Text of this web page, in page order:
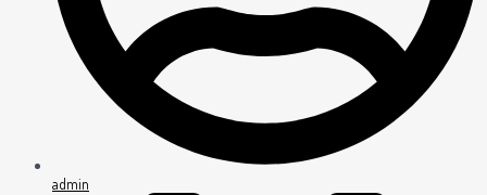
admin